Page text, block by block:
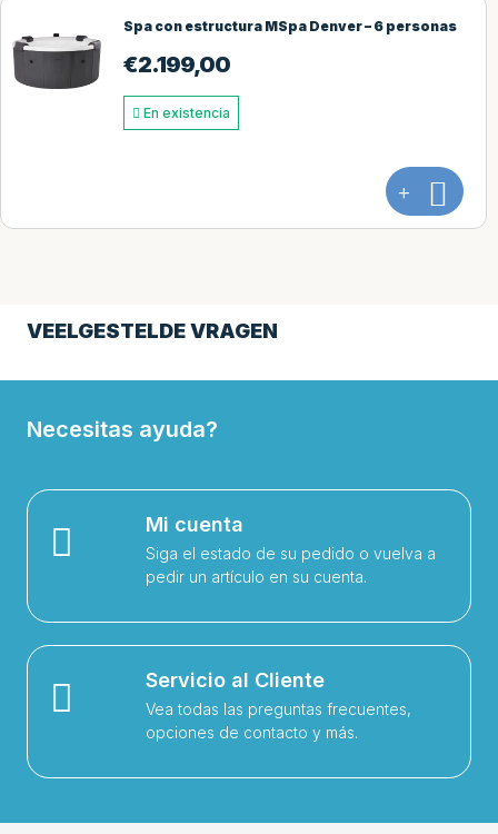
MSpa Oslo Frame Amber Aero Plus – 6
€1.949,00
En existencia
VEELGESTELDE VRAGEN
Necesitas ayuda?
Mi cuenta
Siga el estado de su pedido o vuelva a
pedir un artículo en su cuenta.
Servicio al Cliente
Vea todas las preguntas frecuentes,
opciones de contacto y más.